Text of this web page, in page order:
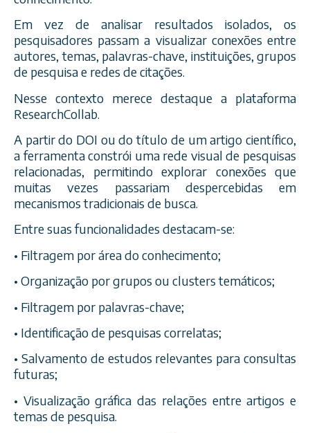
Em vez de analisar resultados isolados, os
pesquisadores passam a visualizar conexões entre
autores, temas, palavras-chave, instituições, grupos
de pesquisa e redes de citações.
Nesse contexto merece destaque a plataforma
ResearchCollab.
A partir do DOI ou do título de um artigo científico,
a ferramenta constrói uma rede visual de pesquisas
relacionadas, permitindo explorar conexões que
muitas vezes passariam despercebidas em
mecanismos tradicionais de busca.
Entre suas funcionalidades destacam-se:
• Filtragem por área do conhecimento;
• Organização por grupos ou clusters temáticos;
• Filtragem por palavras-chave;
• Identificação de pesquisas correlatas;
• Salvamento de estudos relevantes para consultas
futuras;
• Visualização gráfica das relações entre artigos e
temas de pesquisa.